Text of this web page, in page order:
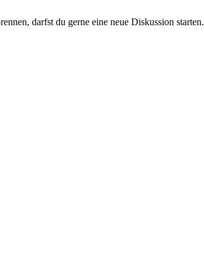
darfst du gerne eine neue Diskussion starten.